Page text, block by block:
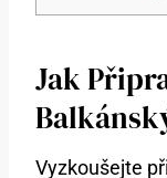
Jak
Vyzkoušejte